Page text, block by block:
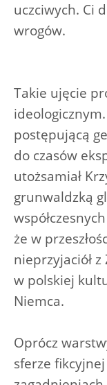
uczciwych. Ci
wrogów.
Takie ujęcie
postępującą
do czasów
utożsamiał
grunwaldzką
że w
nieprzyjaciół
w polskiej
Niemca.
Oprócz
sferze